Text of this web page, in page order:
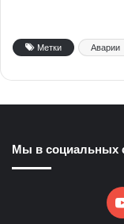
Метки Аварии
Мы в социальных